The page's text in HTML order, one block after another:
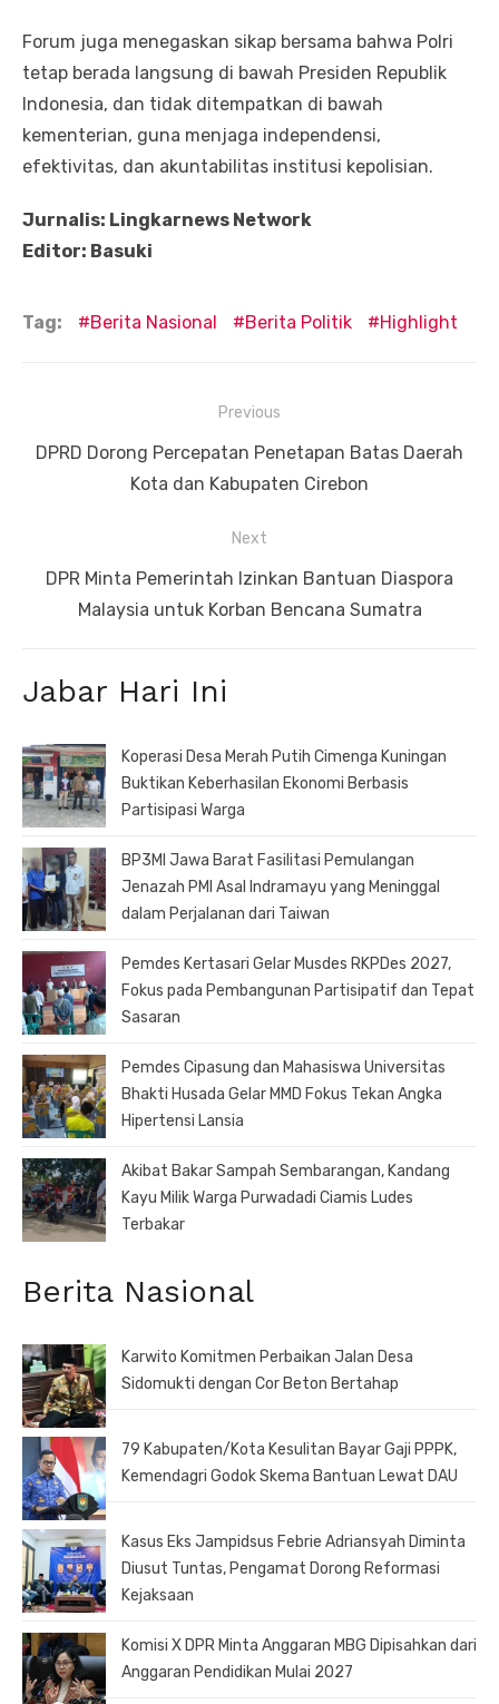
Forum juga menegaskan sikap bersama bahwa Polri
tetap berada langsung di bawah Presiden Republik
Indonesia, dan tidak ditempatkan di bawah
kementerian, guna menjaga independensi,
efektivitas, dan akuntabilitas institusi kepolisian.
Jurnalis: Lingkarnews Network
Editor: Basuki
Tag: Berita Nasional Berita Politik Highlight
pos
Previous
Previous
DPRD Dorong Percepatan Penetapan Batas Daerah
Kota dan Kabupaten Cirebon
Next
Next
DPR Minta Pemerintah Izinkan Bantuan Diaspora
Malaysia untuk Korban Bencana Sumatra
Jabar Hari Ini
Koperasi Desa Merah Putih Cimenga Kuningan
Buktikan Keberhasilan Ekonomi Berbasis
Partisipasi Warga
BP3MI Jawa Barat Fasilitasi Pemulangan
Jenazah PMI Asal Indramayu yang Meninggal
dalam Perjalanan dari Taiwan
Pemdes Kertasari Gelar Musdes RKPDes 2027,
Fokus pada Pembangunan Partisipatif dan Tepat
Sasaran
Pemdes Cipasung dan Mahasiswa Universitas
Bhakti Husada Gelar MMD Fokus Tekan Angka
Hipertensi Lansia
Akibat Bakar Sampah Sembarangan, Kandang
Kayu Milik Warga Purwadadi Ciamis Ludes
Terbakar
Berita Nasional
Karwito Komitmen Perbaikan Jalan Desa
Sidomukti dengan Cor Beton Bertahap
79 Kabupaten/Kota Kesulitan Bayar Gaji PPPK,
Kemendagri Godok Skema Bantuan Lewat DAU
Kasus Eks Jampidsus Febrie Adriansyah Diminta
Diusut Tuntas, Pengamat Dorong Reformasi
Kejaksaan
Komisi X DPR Minta Anggaran MBG Dipisahkan dari
Anggaran Pendidikan Mulai 2027